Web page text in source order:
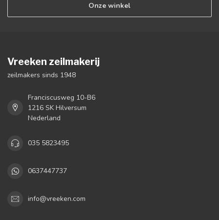
Onze winkel
Vreeken zeilmakerij
zeilmakers sinds 1948
Franciscusweg 10-B6
1216 SK Hilversum
Nederland
035 5823495
0637447737
info@vreeken.com